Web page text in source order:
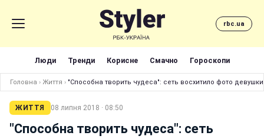
rbc.ua
Люди Тренди Корисне Смачно Гороскопи
Головна › Життя › "Способна творить чудеса": сеть восхитило фото
ЖИТТЯ 08 липня 2018 · 08:50
"Способна творить чудеса": сеть